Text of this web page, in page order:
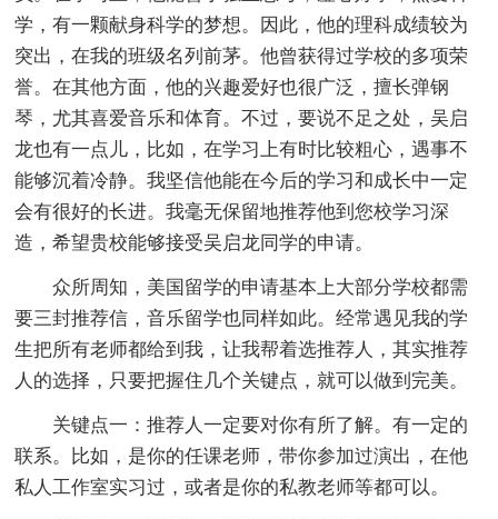
学，有一颗献身科学的梦想。因此，他的理科成绩较为
突出，在我的班级名列前茅。他曾获得过学校的多项荣
誉。在其他方面，他的兴趣爱好也很广泛，擅长弹钢
琴，尤其喜爱音乐和体育。不过，要说不足之处，吴启
龙也有一点儿，比如，在学习上有时比较粗心，遇事不
能够沉着冷静。我坚信他能在今后的学习和成长中一定
会有很好的长进。我毫无保留地推荐他到您校学习深
造，希望贵校能够接受吴启龙同学的申请。
众所周知，美国留学的申请基本上大部分学校都需
要三封推荐信，音乐留学也同样如此。经常遇见我的学
生把所有老师都给到我，让我帮着选推荐人，其实推荐
人的选择，只要把握住几个关键点，就可以做到完美。
关键点一：推荐人一定要对你有所了解。有一定的
联系。比如，是你的任课老师，带你参加过演出，在他
私人工作室实习过，或者是你的私教老师等都可以。